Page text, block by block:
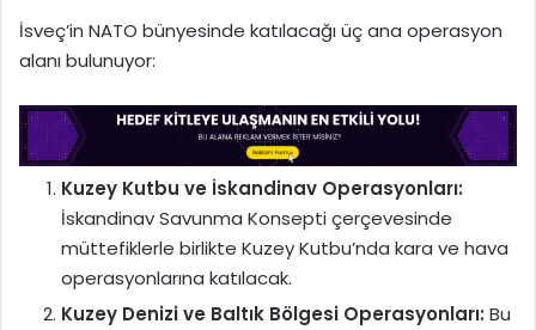
İsveç’in NATO bünyesinde katılacağı üç ana operasyon
alanı bulunuyor:
Kuzey Kutbu ve İskandinav Operasyonları:
İskandinav Savunma Konsepti çerçevesinde
müttefiklerle birlikte Kuzey Kutbu’nda kara ve hava
operasyonlarına katılacak.
Kuzey Denizi ve Baltık Bölgesi Operasyonları: Bu